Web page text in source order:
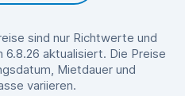
sind nur Richtwerte und
aktualisiert. Die Preise
Mietdauer und
variieren.